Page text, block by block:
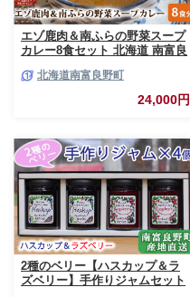
エゾ鹿肉＆南ふらの野菜スープ
カレー8食セット 北海道 南富良
スープカレー セット 詰合せ 加
北海道南富良野町
24,000円
2種のベリー【ハスカップ＆ラ
ズベリー】手作りジャムセット